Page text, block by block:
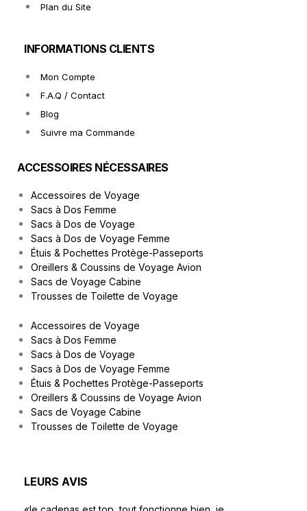
Plan du Site
INFORMATIONS CLIENTS
Mon Compte
F.A.Q / Contact
Blog
Suivre ma Commande
ACCESSOIRES NÉCESSAIRES
Accessoires de Voyage
Sacs à Dos Femme
Sacs à Dos de Voyage
Sacs à Dos de Voyage Femme
Étuis & Pochettes Protège-Passeports
Oreillers & Coussins de Voyage Avion
Sacs de Voyage Cabine
Trousses de Toilette de Voyage
Accessoires de Voyage
Sacs à Dos Femme
Sacs à Dos de Voyage
Sacs à Dos de Voyage Femme
Étuis & Pochettes Protège-Passeports
Oreillers & Coussins de Voyage Avion
Sacs de Voyage Cabine
Trousses de Toilette de Voyage
LEURS AVIS